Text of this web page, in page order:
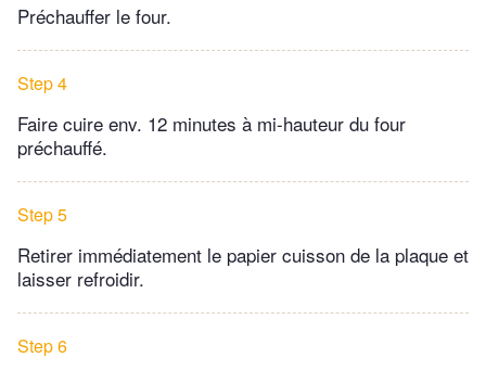
Préchauffer le four.
Step 4
Faire cuire env. 12 minutes à mi-hauteur du four
préchauffé.
Step 5
Retirer immédiatement le papier cuisson de la plaque et
laisser refroidir.
Step 6